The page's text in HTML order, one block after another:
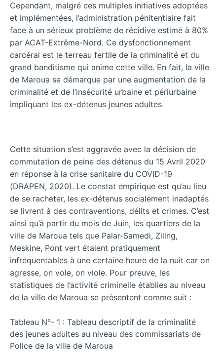
Cependant, malgré ces multiples initiatives adoptées
et implémentées, l’administration pénitentiaire fait
face à un sérieux problème de récidive estimé à 80%
par ACAT-Extrême-Nord. Ce dysfonctionnement
carcéral est le terreau fertile de la criminalité et du
grand banditisme qui anime cette ville. En fait, la ville
de Maroua se démarque par une augmentation de la
criminalité et de l’insécurité urbaine et périurbaine
impliquant les ex-détenus jeunes adultes.
Cette situation s’est aggravée avec la décision de
commutation de peine des détenus du 15 Avril 2020
en réponse à la crise sanitaire du COVID-19
(DRAPEN, 2020). Le constat empirique est qu’au lieu
de se racheter, les ex-détenus socialement inadaptés
se livrent à des contraventions, délits et crimes. C’est
ainsi qu’à partir du mois de Juin, les quartiers de la
ville de Maroua tels que Palar-Samedi, Ziling,
Meskine, Pont vert étaient pratiquement
infréquentables à une certaine heure de la nuit car on
agresse, on vole, on viole. Pour preuve, les
statistiques de l’activité criminelle établies au niveau
de la ville de Maroua se présentent comme suit :
Tableau N°- 1 : Tableau descriptif de la criminalité
des jeunes adultes au niveau des commissariats de
Police de la ville de Maroua